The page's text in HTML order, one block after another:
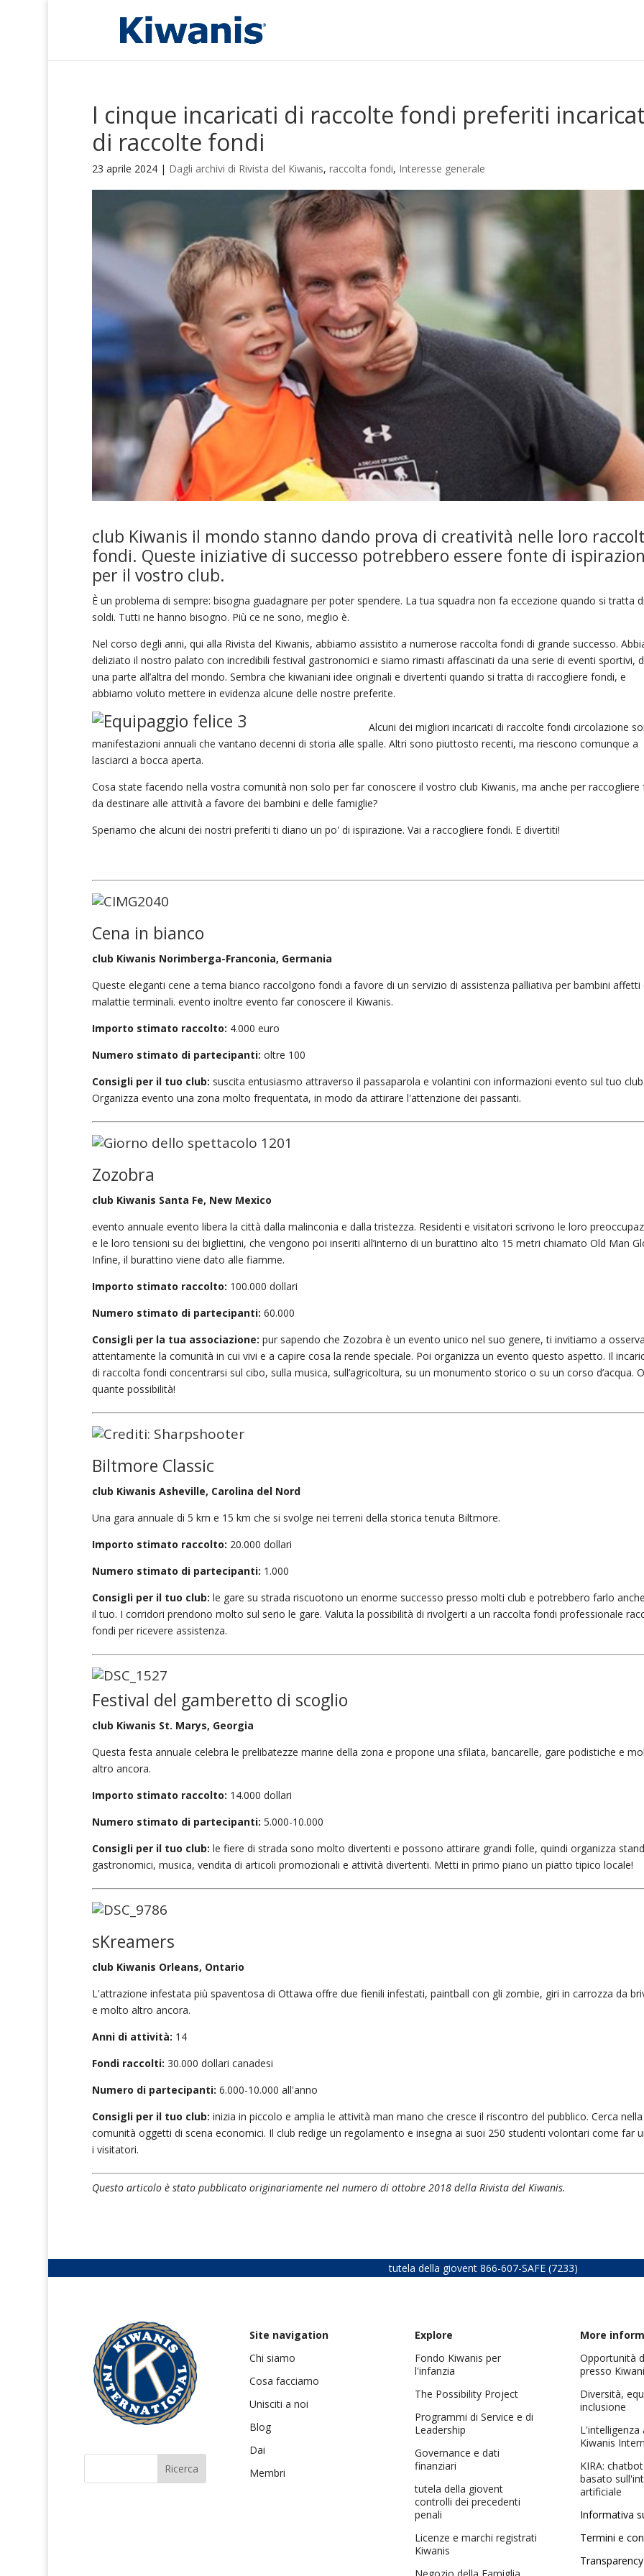
I cinque incaricati di raccolte fondi preferiti
di raccolte fondi
23 aprile 2024| Dagli archivi di Rivista del Kiwanis, raccolta fondi, Interesse generale
club Kiwanis il mondo stanno dando prova di creatività nelle loro
fondi. Queste iniziative di successo potrebbero essere fonte di
per il vostro club.
È un problema di sempre: bisogna guadagnare per poter spendere. La tua squadra non fa eccezione quando si tratta di
soldi. Tutti ne hanno bisogno. Più ce ne sono, meglio è.
Nel corso degli anni, qui alla Rivista del Kiwanis, abbiamo assistito a numerose raccolta fondi di grande successo.
deliziato il nostro palato con incredibili festival gastronomici e siamo rimasti affascinati da una serie di eventi sportivi,
una parte all’altra del mondo. Sembra che kiwaniani idee originali e divertenti quando si tratta di raccogliere fondi, e
abbiamo voluto mettere in evidenza alcune delle nostre preferite.
Alcuni dei migliori incaricati di raccolte fondi circolazione
manifestazioni annuali che vantano decenni di storia alle spalle. Altri sono piuttosto recenti, ma riescono comunque a
lasciarci a bocca aperta.
Cosa state facendo nella vostra comunità non solo per far conoscere il vostro club Kiwanis, ma anche per raccogliere
da destinare alle attività a favore dei bambini e delle famiglie?
Speriamo che alcuni dei nostri preferiti ti diano un po' di ispirazione. Vai a raccogliere fondi. E divertiti!
Cena in bianco
club Kiwanis Norimberga-Franconia, Germania
Queste eleganti cene a tema bianco raccolgono fondi a favore di un servizio di assistenza palliativa per bambini affetti
malattie terminali. evento inoltre evento far conoscere il Kiwanis.
Importo stimato raccolto: 4.000 euro
Numero stimato di partecipanti: oltre 100
Consigli per il tuo club: suscita entusiasmo attraverso il passaparola e volantini con informazioni evento sul tuo club.
Organizza evento una zona molto frequentata, in modo da attirare l'attenzione dei passanti.
Zozobra
club Kiwanis Santa Fe, New Mexico
evento annuale evento libera la città dalla malinconia e dalla tristezza. Residenti e visitatori scrivono le loro
e le loro tensioni su dei bigliettini, che vengono poi inseriti all’interno di un burattino alto 15 metri chiamato Old Man
Infine, il burattino viene dato alle fiamme.
Importo stimato raccolto: 100.000 dollari
Numero stimato di partecipanti: 60.000
Consigli per la tua associazione: pur sapendo che Zozobra è un evento unico nel suo genere, ti invitiamo a
attentamente la comunità in cui vivi e a capire cosa la rende speciale. Poi organizza un evento questo aspetto. Il
di raccolta fondi concentrarsi sul cibo, sulla musica, sull’agricoltura, su un monumento storico o su un corso d’acqua.
quante possibilità!
Biltmore Classic
club Kiwanis Asheville, Carolina del Nord
Una gara annuale di 5 km e 15 km che si svolge nei terreni della storica tenuta Biltmore.
Importo stimato raccolto: 20.000 dollari
Numero stimato di partecipanti: 1.000
Consigli per il tuo club: le gare su strada riscuotono un enorme successo presso molti club e potrebbero farlo
il tuo. I corridori prendono molto sul serio le gare. Valuta la possibilità di rivolgerti a un raccolta fondi professionale
fondi per ricevere assistenza.
Festival del gamberetto di scoglio
club Kiwanis St. Marys, Georgia
Questa festa annuale celebra le prelibatezze marine della zona e propone una sfilata, bancarelle, gare podistiche e
altro ancora.
Importo stimato raccolto: 14.000 dollari
Numero stimato di partecipanti: 5.000-10.000
Consigli per il tuo club: le fiere di strada sono molto divertenti e possono attirare grandi folle, quindi organizza stand
gastronomici, musica, vendita di articoli promozionali e attività divertenti. Metti in primo piano un piatto tipico locale!
sKreamers
club Kiwanis Orleans, Ontario
L'attrazione infestata più spaventosa di Ottawa offre due fienili infestati, paintball con gli zombie, giri in carrozza da
e molto altro ancora.
Anni di attività: 14
Fondi raccolti: 30.000 dollari canadesi
Numero di partecipanti: 6.000-10.000 all'anno
Consigli per il tuo club: inizia in piccolo e amplia le attività man mano che cresce il riscontro del pubblico. Cerca
comunità oggetti di scena economici. Il club redige un regolamento e insegna ai suoi 250 studenti volontari come far
i visitatori.
Questo articolo è stato pubblicato originariamente nel numero di ottobre 2018 della Rivista del Kiwanis.
tutela della giovent 866-607-SAFE (7233)
Site navigation
Chi siamo
Cosa facciamo
Unisciti a noi
Blog
Dai
Membri
Explore
Fondo Kiwanis per
l'infanzia
The Possibility Project
Programmi di Service e di
Leadership
Governance e dati
finanziari
tutela della giovent
controlli dei precedenti
penali
Licenze e marchi registrati
Kiwanis
More
Opportunità
presso
Diversità,
inclusione
L'intelligenza
Kiwanis
KIRA:
basato
artificiale
Informativa
Termini e